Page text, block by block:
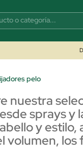
pelo
nuestra
sprays y
y
volumen,